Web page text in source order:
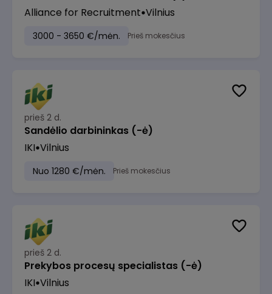
Alliance for Recruitment Vilnius
3000 - 3650 €/mėn. Prieš mokesčius
prieš 2 d.
Sandėlio darbininkas (-ė)
IKI Vilnius
Nuo 1280 €/mėn. Prieš mokesčius
prieš 2 d.
Prekybos procesų specialistas (-ė)
IKI Vilnius